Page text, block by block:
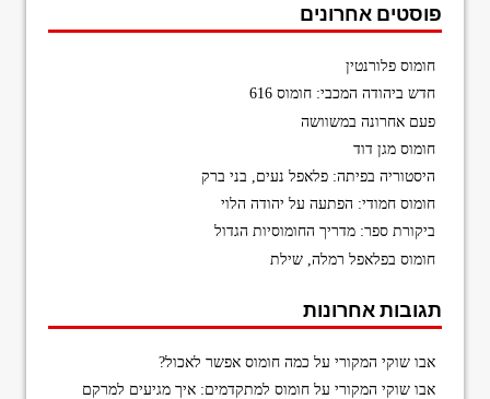
פוסטים אחרונים
חומוס פלורנטין
חדש ביהודה המכבי: חומוס 616
פעם אחרונה במשוושה
חומוס מגן דוד
היסטוריה בפיתה: פלאפל נעים, בני ברק
חומוס חמודי: הפתעה על יהודה הלוי
ביקורת ספר: מדריך החומוסיות הגדול
חומוס בפלאפל רמלה, שילת
תגובות אחרונות
אבו שוקי המקורי על כמה חומוס אפשר לאכול?
אבו שוקי המקורי עלחומוס למתקדמים: איך מגיעים למרקם